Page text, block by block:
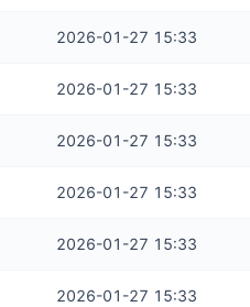
2026-01-27 15:33
2026-01-27 15:33
2026-01-27 15:33
2026-01-27 15:33
2026-01-27 15:33
2026-01-27 15:33